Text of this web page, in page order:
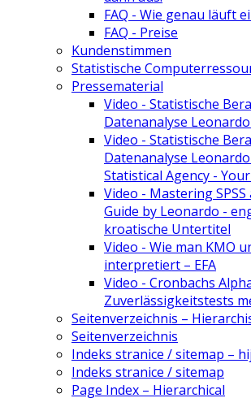
FAQ - Wie genau läuft
FAQ - Preise
Kundenstimmen
Statistische
Pressematerial
Video - Statistische
Datenanalyse
Video - Statistische
Datenanalyse
Statistical Agency -
Video - Mastering SPSS
Guide by Leonardo -
kroatische Untertitel
Video - Wie man KMO
interpretiert – EFA
Video - Cronbachs
Zuverlässigkeitstests
Seitenverzeichnis –
Seitenverzeichnis
Indeks stranice / sitemap –
Indeks stranice / sitemap
Page Index – Hierarchical